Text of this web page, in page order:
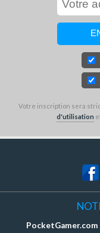
Votre inscription sera
d'utilisation
PocketGamer.com